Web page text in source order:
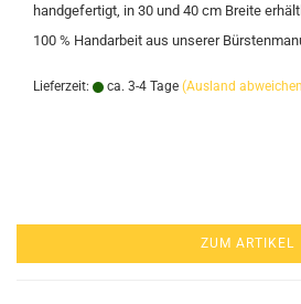
handgefertigt, in 30 und 40 cm Breite
100 % Handarbeit aus unserer
Lieferzeit: ca. 3-4 Tage (Ausland
ZUM ARTIKEL